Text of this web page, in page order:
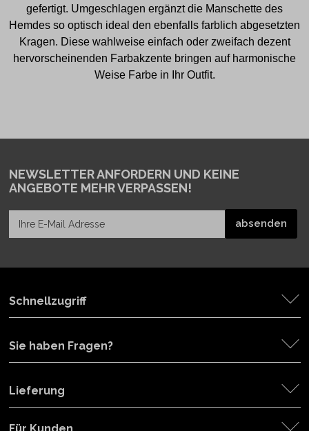
gefertigt. Umgeschlagen ergänzt die Manschette des
Hemdes so optisch ideal den ebenfalls farblich abgesetzten
Kragen. Diese wahlweise einfach oder zweifach dezent
hervorscheinenden Farbakzente bringen auf harmonische
Weise Farbe in Ihr Outfit.
NEWSLETTER ANFORDERN UND KEINE
ANGEBOTE MEHR VERPASSEN!
Schnellzugriff
Sie haben Fragen?
Lieferung